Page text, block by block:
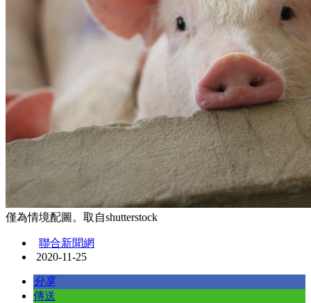
僅為情境配圖。取自shutterstock
聯合新聞網
2020-11-25
分享
傳送